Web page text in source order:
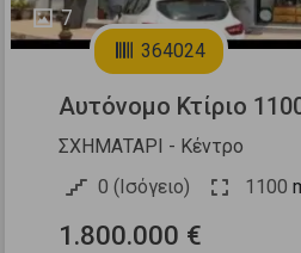
7
364024
Αυτόνομο Κτίριο
ΣΧΗΜΑΤΑΡΙ - Κέντρο
0 (Ισόγειο)
1100
1.800.000 €